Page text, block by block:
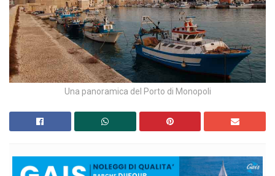
Una panoramica del Porto di Monopoli